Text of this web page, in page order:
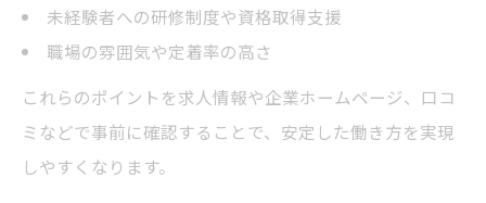
未経験者への研修制度や資格取得支援
職場の雰囲気や定着率の高さ
これらのポイントを求人情報や企業ホームページ、口コ
ミなどで事前に確認することで、安定した働き方を実現
しやすくなります。